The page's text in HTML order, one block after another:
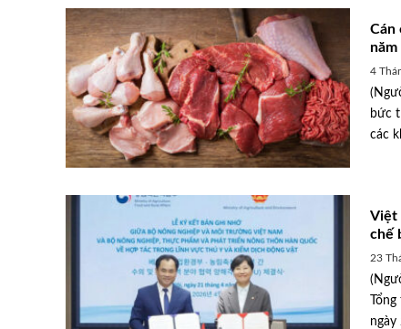
Cán
năm
4
bức
các
Việt
chế
23